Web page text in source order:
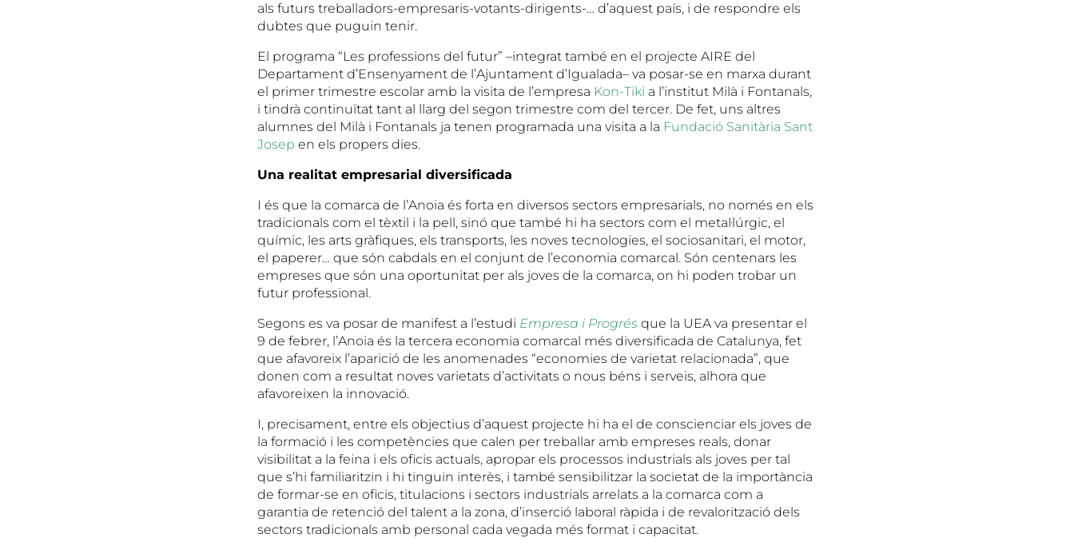
als futurs treballadors-empresaris-votants-dirigents-… d’aquest país, i de respondre els
dubtes que puguin tenir.
El programa “Les professions del futur” –integrat també en el projecte AIRE del
Departament d’Ensenyament de l’Ajuntament d’Igualada– va posar-se en marxa durant
el primer trimestre escolar amb la visita de l’empresa Kon-Tiki a l’institut Milà i Fontanals,
i tindrà continuïtat tant al llarg del segon trimestre com del tercer. De fet, uns altres
alumnes del Milà i Fontanals ja tenen programada una visita a la Fundació Sanitària Sant
Josep en els propers dies.
Una realitat empresarial diversificada
I és que la comarca de l’Anoia és forta en diversos sectors empresarials, no només en els
tradicionals com el tèxtil i la pell, sinó que també hi ha sectors com el metal·lúrgic, el
químic, les arts gràfiques, els transports, les noves tecnologies, el sociosanitari, el motor,
el paperer… que són cabdals en el conjunt de l’economia comarcal. Són centenars les
empreses que són una oportunitat per als joves de la comarca, on hi poden trobar un
futur professional.
Segons es va posar de manifest a l’estudi Empresa i Progrés que la UEA va presentar el
9 de febrer, l’Anoia és la tercera economia comarcal més diversificada de Catalunya, fet
que afavoreix l’aparició de les anomenades “economies de varietat relacionada”, que
donen com a resultat noves varietats d’activitats o nous béns i serveis, alhora que
afavoreixen la innovació.
I, precisament, entre els objectius d’aquest projecte hi ha el de conscienciar els joves de
la formació i les competències que calen per treballar amb empreses reals, donar
visibilitat a la feina i els oficis actuals, apropar els processos industrials als joves per tal
que s’hi familiaritzin i hi tinguin interès, i també sensibilitzar la societat de la importància
de formar-se en oficis, titulacions i sectors industrials arrelats a la comarca com a
garantia de retenció del talent a la zona, d’inserció laboral ràpida i de revalorització dels
sectors tradicionals amb personal cada vegada més format i capacitat.